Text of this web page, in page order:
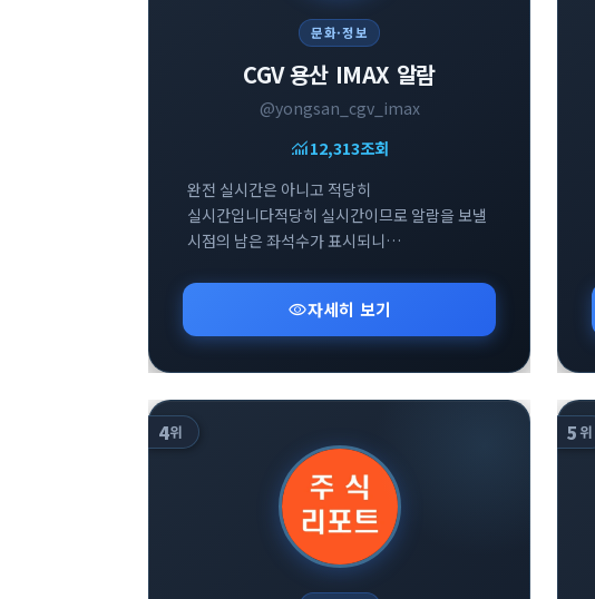
문화·정보
CGV 용산 IMAX 알람
@yongsan_cgv_imax
monitoring12,313조회
완전 실시간은 아니고 적당히
실시간입니다적당히 실시간이므로 알람을 보낼
시점의 남은 좌석수가 표시되니
visibility자세히 보기
4위 5 위